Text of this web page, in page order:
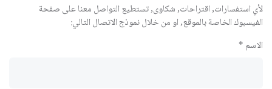
لأي استفسارات, اقتراحات, شكاوى, تستطيع التواصل معنا على صفحة
الفيسبوك الخاصة بالموقع, او من خلال نموذج الاتصال التالي:
الاسم *